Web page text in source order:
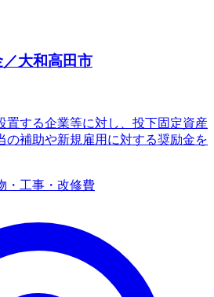
大和高田市
置する企業等に対し、投下固定資産
の補助や新規雇用に対する奨励金を
・工事・改修費